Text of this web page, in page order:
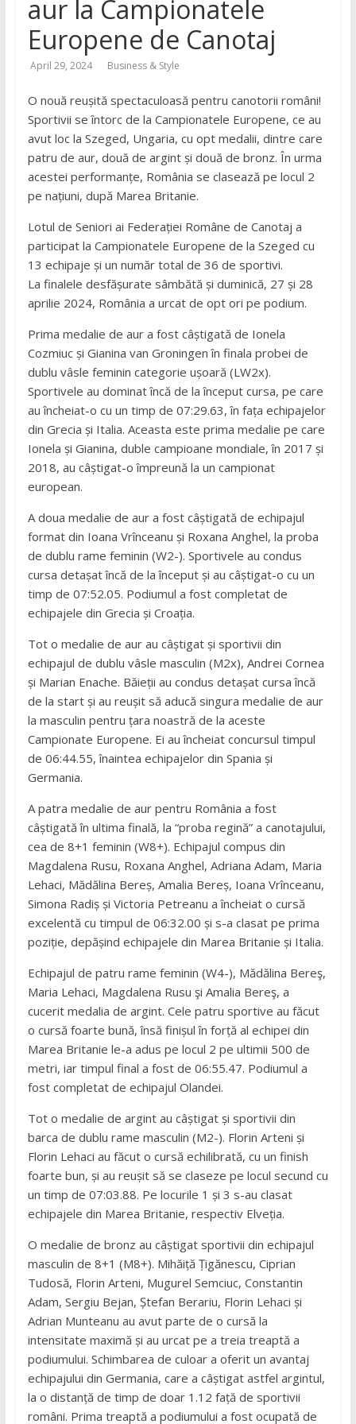
aur la Campionatele
Europene de Canotaj
April 29, 2024 Business & Style
O nouă reușită spectaculoasă pentru canotorii români!
Sportivii se întorc de la Campionatele Europene, ce au
avut loc la Szeged, Ungaria, cu opt medalii, dintre care
patru de aur, două de argint și două de bronz. În urma
acestei performanțe, România se clasează pe locul 2
pe națiuni, după Marea Britanie.
Lotul de Seniori ai Federației Române de Canotaj a
participat la Campionatele Europene de la Szeged cu
13 echipaje și un număr total de 36 de sportivi.
La finalele desfășurate sâmbătă și duminică, 27 și 28
aprilie 2024, România a urcat de opt ori pe podium.
Prima medalie de aur a fost câștigată de Ionela
Cozmiuc și Gianina van Groningen în finala probei de
dublu vâsle feminin categorie ușoară (LW2x).
Sportivele au dominat încă de la început cursa, pe care
au încheiat-o cu un timp de 07:29.63, în fața echipajelor
din Grecia și Italia. Aceasta este prima medalie pe care
Ionela și Gianina, duble campioane mondiale, în 2017 și
2018, au câștigat-o împreună la un campionat
european.
A doua medalie de aur a fost câștigată de echipajul
format din Ioana Vrînceanu și Roxana Anghel, la proba
de dublu rame feminin (W2-). Sportivele au condus
cursa detașat încă de la început și au câștigat-o cu un
timp de 07:52.05. Podiumul a fost completat de
echipajele din Grecia și Croația.
Tot o medalie de aur au câștigat și sportivii din
echipajul de dublu vâsle masculin (M2x), Andrei Cornea
și Marian Enache. Băieții au condus detașat cursa încă
de la start și au reușit să aducă singura medalie de aur
la masculin pentru țara noastră de la aceste
Campionate Europene. Ei au încheiat concursul timpul
de 06:44.55, înaintea echipajelor din Spania și
Germania.
A patra medalie de aur pentru România a fost
câștigată în ultima finală, la “proba regină” a canotajului,
cea de 8+1 feminin (W8+). Echipajul compus din
Magdalena Rusu, Roxana Anghel, Adriana Adam, Maria
Lehaci, Mădălina Bereș, Amalia Bereș, Ioana Vrînceanu,
Simona Radiș și Victoria Petreanu a încheiat o cursă
excelentă cu timpul de 06:32.00 și s-a clasat pe prima
poziție, depășind echipajele din Marea Britanie și Italia.
Echipajul de patru rame feminin (W4-), Mădălina Bereş,
Maria Lehaci, Magdalena Rusu şi Amalia Bereş, a
cucerit medalia de argint. Cele patru sportive au făcut
o cursă foarte bună, însă finișul în forță al echipei din
Marea Britanie le-a adus pe locul 2 pe ultimii 500 de
metri, iar timpul final a fost de 06:55.47. Podiumul a
fost completat de echipajul Olandei.
Tot o medalie de argint au câștigat și sportivii din
barca de dublu rame masculin (M2-). Florin Arteni și
Florin Lehaci au făcut o cursă echilibrată, cu un finish
foarte bun, și au reușit să se claseze pe locul secund cu
un timp de 07:03.88. Pe locurile 1 și 3 s-au clasat
echipajele din Marea Britanie, respectiv Elveția.
O medalie de bronz au câștigat sportivii din echipajul
masculin de 8+1 (M8+). Mihăiță Țigănescu, Ciprian
Tudosă, Florin Arteni, Mugurel Semciuc, Constantin
Adam, Sergiu Bejan, Ștefan Berariu, Florin Lehaci și
Adrian Munteanu au avut parte de o cursă la
intensitate maximă și au urcat pe a treia treaptă a
podiumului. Schimbarea de culoar a oferit un avantaj
echipajului din Germania, care a câștigat astfel argintul,
la o distanță de timp de doar 1.12 față de sportivii
români. Prima treaptă a podiumului a fost ocupată de